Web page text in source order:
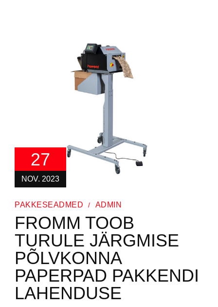
27
NOV. 2023
PAKKESEADMED ADMIN
FROMM TOOB
TURULE JÄRGMISE
PÕLVKONNA
PAPERPAD PAKKENDI
LAHENDUSE